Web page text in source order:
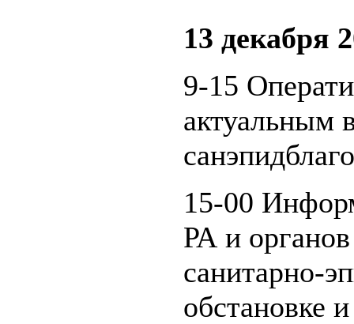
13 декабря
9-15
актуальным
15-00
РА и
санитарно-
обстановке